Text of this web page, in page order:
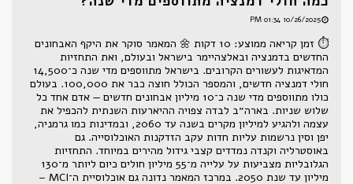
10/26/2025 01:34 PM
⏱ זמן קריאה ממוצע: 10 דקות 🌼 המאמר סוקר את היקף האבחונים
החדשים בדמנציה ובאלצהיימר בישראל ובעולם, ואת התחזיות
המדאיגות לעשורים הקרובים. בישראל מתווספים מדי שנה כ־14,500
חולי דמנציה חדשים, והמספר הכולל חוצה כבר את 100,000. בעולם
כולו מתווספים מדי שנה כ־10 מיליון אבחונים חדשים — אדם אחד כל
שלוש שניות. בארה״ב לבדה צפויה ההיארעות השנתית להכפיל את
עצמה ולהגיע למיליון מקרים בשנה עד 2060, ובמדינות כמו גרמניה,
יפן וסין נרשמות עליות חדות עקב הזדקנות האוכלוסייה. גם
באוסטרליה וקנדה נמדדים קצבי גידול מהירים במיוחד. התחזיות
הגלובליות מצביעות על עלייה מ־55 מיליון חולים כיום ליותר מ־130
מיליון עד שנת 2050. במרכז המאמר נדונה גם אוכלוסיית ה־MCI –